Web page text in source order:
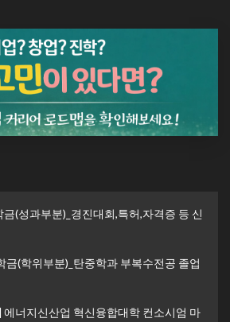
(성과부분)_경진대회,특허,자격증 등 신
금(학위부분)_탄중학과 부복수전공 졸업
에너지신산업 혁신융합대학 컨소시엄 마